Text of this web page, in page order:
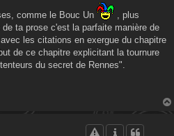
comme le Bouc Un
, plus
ta prose c'est la parfaite manière de
les citations en exergue du chapitre
de ce chapitre explicitant la tournure
du secret de Rennes".